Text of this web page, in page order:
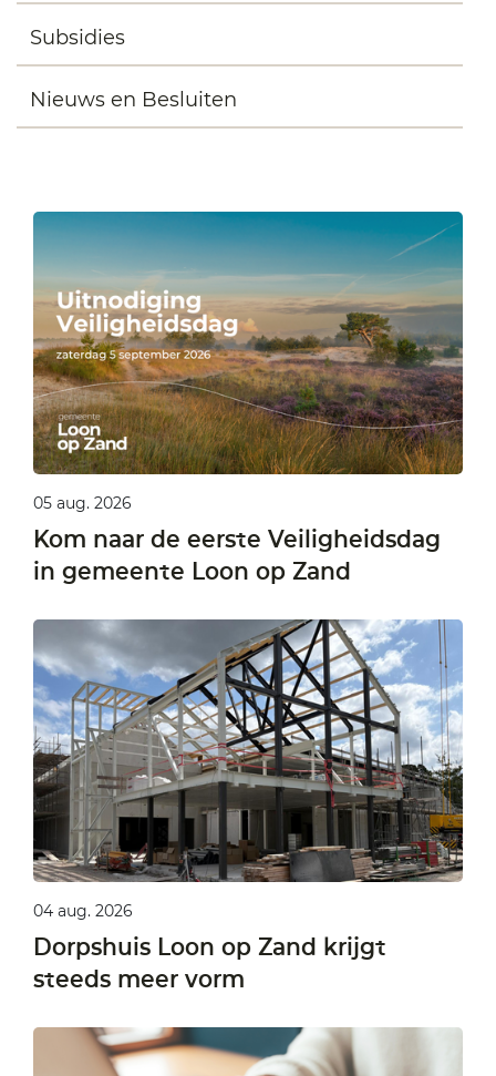
Subsidies
Nieuws en Besluiten
05 aug. 2026
Kom naar de eerste Veiligheidsdag
in gemeente Loon op Zand
04 aug. 2026
Dorpshuis Loon op Zand krijgt
steeds meer vorm